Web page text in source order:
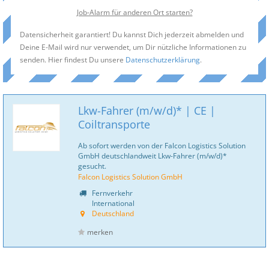
Job-Alarm für anderen Ort starten?
Datensicherheit garantiert! Du kannst Dich jederzeit abmelden und
Deine E-Mail wird nur verwendet, um Dir nützliche Informationen zu
senden. Hier findest Du unsere Datenschutzerklärung.
Lkw-Fahrer (m/w/d)* | CE |
Coiltransporte
Ab sofort werden von der Falcon Logistics Solution
GmbH deutschlandweit Lkw-Fahrer (m/w/d)*
gesucht.
Falcon Logistics Solution GmbH
Fernverkehr
International
Deutschland
merken